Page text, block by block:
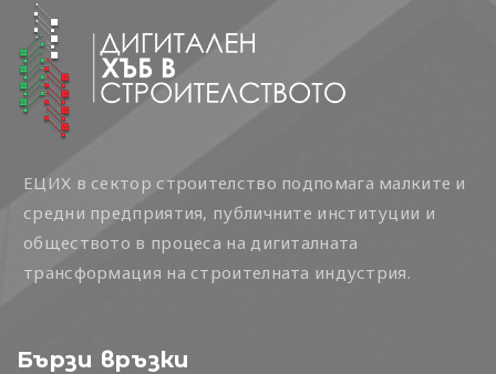
ЕЦИХ в сектор строителство подпомага малките и
средни предприятия, публичните институции и
обществото в процеса на дигиталната
трансформация на строителната индустрия.
Бързи връзки